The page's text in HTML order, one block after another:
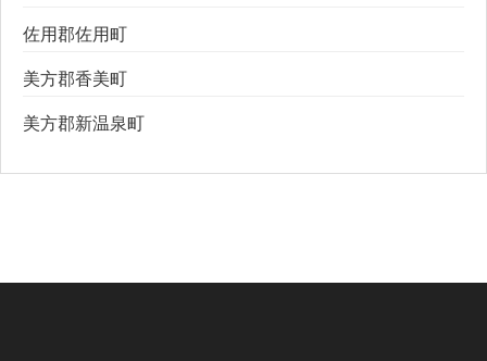
佐用郡佐用町
美方郡香美町
美方郡新温泉町